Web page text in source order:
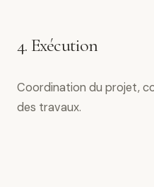
4. Exécution
Coordination du projet,
des travaux.